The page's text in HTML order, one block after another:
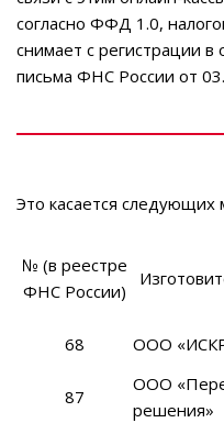
согласно ФФД 1.0,
снимает с регистрации
письма ФНС России от
Это касается следующих
№ (в реестре
ФНС России)
68
ООО
87
ООО
решения»